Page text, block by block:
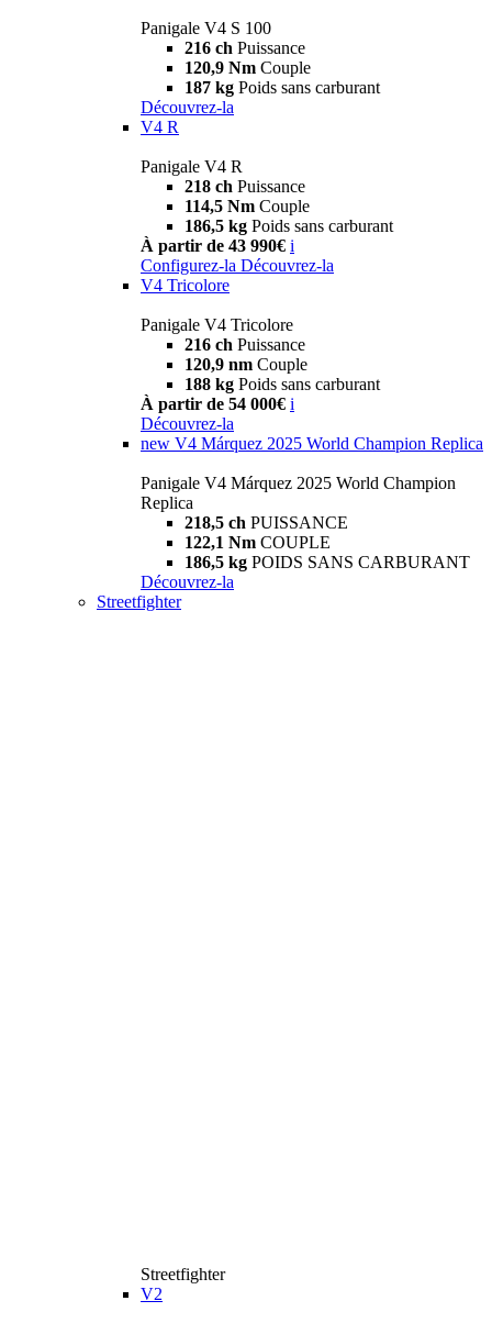
Panigale V4 S 100
216 ch Puissance
120,9 Nm Couple
187 kg Poids sans carburant
Découvrez-la
V4 R
Panigale V4 R
218 ch Puissance
114,5 Nm Couple
186,5 kg Poids sans carburant
À partir de 43 990€ i
Configurez-la Découvrez-la
V4 Tricolore
Panigale V4 Tricolore
216 ch Puissance
120,9 nm Couple
188 kg Poids sans carburant
À partir de 54 000€ i
Découvrez-la
new V4 Márquez 2025 World Champion Replica
Panigale V4 Márquez 2025 World Champion
Replica
218,5 ch PUISSANCE
122,1 Nm COUPLE
186,5 kg POIDS SANS CARBURANT
Découvrez-la
Streetfighter
Streetfighter
V2